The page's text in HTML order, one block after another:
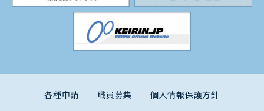
各種申請 職員募集 個人情報保護方針